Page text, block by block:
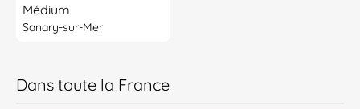
Médium
Sanary-sur-Mer
Dans toute la France